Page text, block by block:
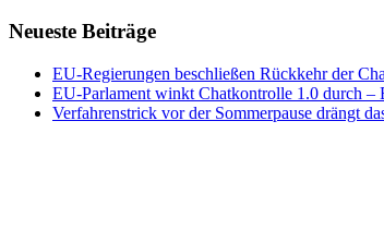
Neueste Beiträge
EU-Regierungen beschließen Rückkehr der
EU-Parlament winkt Chatkontrolle 1.0 durch –
Verfahrenstrick vor der Sommerpause drängt